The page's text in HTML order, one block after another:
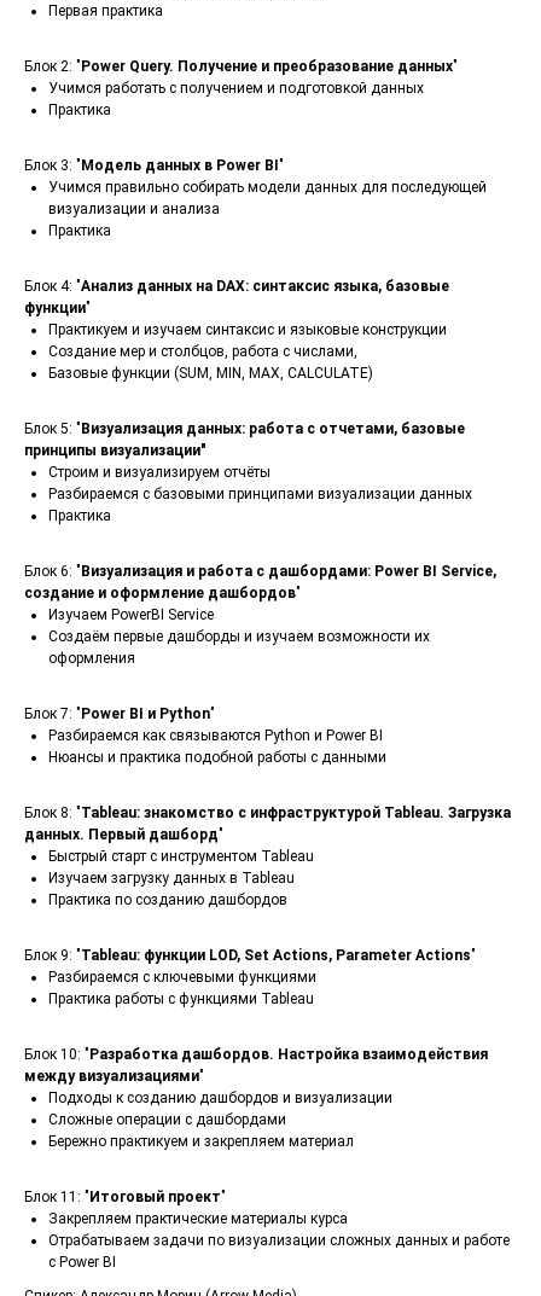
Первая практика
Блок 2: " Power Query. Получение и преобразование данных"
Учимся работать с получением и подготовкой данных
Практика
Блок 3: " Модель данных в Power BI "
Учимся правильно собирать модели данных для последующей
визуализации и анализа
Практика
Блок 4: "Анализ данных на DAX: синтаксис языка, базовые
функции"
Практикуем и изучаем синтаксис и языковые конструкции
Создание мер и столбцов, работа с числами,
Базовые функции (SUM, MIN, MAX, CALCULATE)
Блок 5: " Визуализация данных: работа с отчетами, базовые
принципы визуализации"
Строим и визуализируем отчёты
Разбираемся с базовыми принципами визуализации данных
Практика
Блок 6: " Визуализация и работа с дашбордами: Power BI Service,
создание и оформление дашбордов"
Изучаем PowerBI Service
Создаём первые дашборды и изучаем возможности их
оформления
Блок 7: " Power BI и Python"
Разбираемся как связываются Python и Power BI
Нюансы и практика подобной работы с данными
Блок 8: "Tableau: знакомство с инфраструктурой Tableau. Загрузка
данных. Первый дашборд"
Быстрый старт с инструментом Tableau
Изучаем загрузку данных в Tableau
Практика по созданию дашбордов
Блок 9: "Tableau: функции LOD, Set Actions, Parameter Actions"
Разбираемся с ключевыми функциями
Практика работы с функциями Tableau
Блок 10: " Разработка дашбордов. Настройка взаимодействия
между визуализациями"
Подходы к созданию дашбордов и визуализации
Сложные операции с дашбордами
Бережно практикуем и закрепляем материал
Блок 11: " Итоговый проект"
Закрепляем практические материалы курса
Отрабатываем задачи по визуализации сложных данных и работе
с Power BI